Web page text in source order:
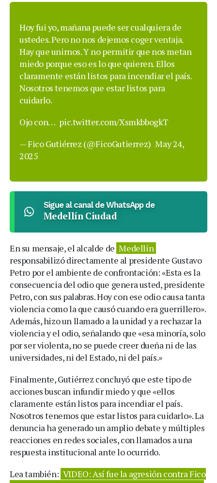
Hoy fui yo, mañana puede ser cualquiera de
ustedes. Pero no nos dejemos coger ventaja.
Hay que unirnos. Y no permitir que nos metan
miedo porque eso es lo que quieren. Ellos
claramente están listos para incendiar el país.
Nosotros tenemos que estar listos para
cuidarlo.
Ojo con… pic.twitter.com/XsmkbbogkT
— Fico Gutiérrez (@FicoGutierrez) May 24,
2025
Sigue al canal de WhatsApp de
Medellín Ciudad
En su mensaje, el alcalde de Medellín
responsabilizó directamente al presidente Gustavo
Petro por el ambiente de confrontación: «Esta es la
consecuencia del odio que genera usted, presidente
Petro, con sus palabras. Hoy con ese odio causa tanta
violencia como la que causó cuando era guerrillero».
Además, hizo un llamado a la unidad y a rechazar la
violencia y el odio, señalando que «esa minoría, solo
por ser violenta, no se puede creer dueña ni de las
universidades, ni del Estado, ni del país.»
Finalmente, Gutiérrez concluyó que este tipo de
acciones buscan infundir miedo y que «ellos
claramente están listos para incendiar el país.
Nosotros tenemos que estar listos para cuidarlo». La
denuncia ha generado un amplio debate y múltiples
reacciones en redes sociales, con llamados a una
respuesta institucional ante lo ocurrido.
Lea también: VIDEO: Así fue la agresión contra Fico